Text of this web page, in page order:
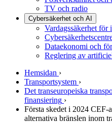
TV och radio
Cybersäkerhet och AI
Vardagssäkerhet för
Dataekonomi och
Reglering av
Hemsidan ›
Transportsystem ›
Det transeuropeiska
finansiering ›
Första skedet i 2024 CEF-
alternativa bränslen inom